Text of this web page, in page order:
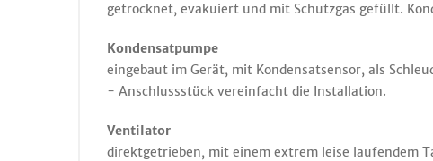
getrocknet, evakuiert und mit Schutzgas gefüllt.
Kondensatpumpe
eingebaut im Gerät, mit Kondensatsensor, als
- Anschlussstück vereinfacht die Installation.
Ventilator
direktgetrieben, mit einem extrem leise laufendem